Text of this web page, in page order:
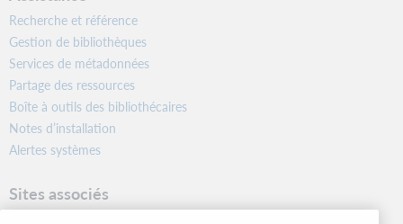
Recherche et référence
Gestion de bibliothèques
Services de métadonnées
Partage des ressources
Boîte à outils des bibliothécaires
Notes d’installation
Alertes systèmes
Sites associés